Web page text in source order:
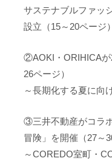
サステナブルファッ
設立（15～20ページ）
②AOKI・ORIHICAが
26ページ）
～長期化する夏に向
③三井不動産がコラ
冒険」を開催（27～
～COREDO室町・